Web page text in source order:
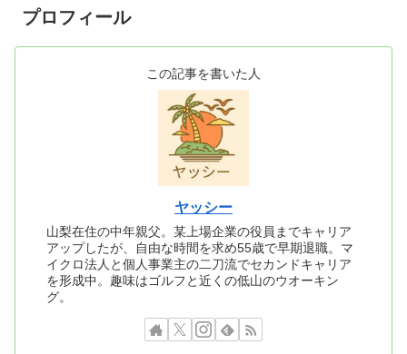
プロフィール
この記事を書いた人
ヤッシー
山梨在住の中年親父。某上場企業の役員までキャリア
アップしたが、自由な時間を求め55歳で早期退職。マ
イクロ法人と個人事業主の二刀流でセカンドキャリア
を形成中。趣味はゴルフと近くの低山のウオーキン
グ。